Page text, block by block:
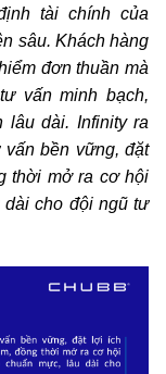
tài chính của
sâu. Khách hàng
đơn thuần mà
vấn minh bạch,
lâu dài. Infinity ra
bền vững, đặt
thời mở ra cơ hội
dài cho đội ngũ tư